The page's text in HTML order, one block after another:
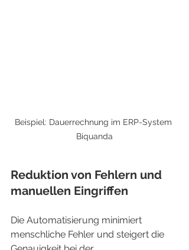
Beispiel: Dauerrechnung im ERP-System
Biquanda
Reduktion von Fehlern und
manuellen Eingriffen
Die Automatisierung minimiert
menschliche Fehler und steigert die